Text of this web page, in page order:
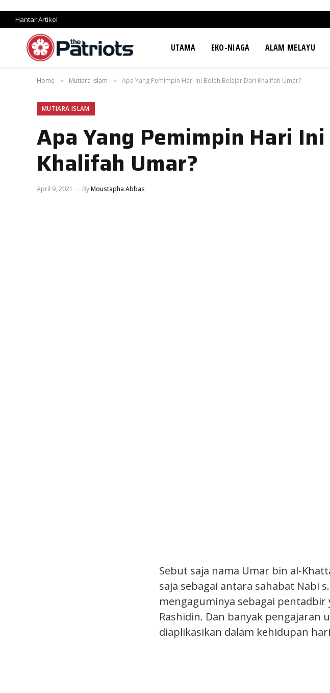
Hantar Artikel
UTAMA EKO-NIAGA ALAM MELAYU
Home » Mutiara Islam » Apa Yang Pemimpin Hari Ini Boleh Belajar Dari Khalifah Umar?
MUTIARA ISLAM
Apa Yang Pemimpin Hari
Khalifah Umar?
April 9, 2021 ByMoustapha Abbas
Sebut saja nama Umar bin al-
saja sebagai antara sahabat Nabi
mengaguminya sebagai pentadbir
Rashidin. Dan banyak
diaplikasikan dalam kehidupan